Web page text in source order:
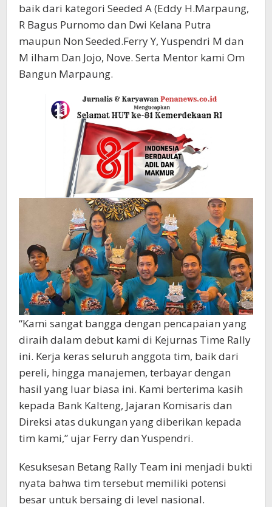
baik dari kategori Seeded A (Eddy H.Marpaung,
R Bagus Purnomo dan Dwi Kelana Putra
maupun Non Seeded.Ferry Y, Yuspendri M dan
M ilham Dan Jojo, Nove. Serta Mentor kami Om
Bangun Marpaung.
“Kami sangat bangga dengan pencapaian yang
diraih dalam debut kami di Kejurnas Time Rally
ini. Kerja keras seluruh anggota tim, baik dari
pereli, hingga manajemen, terbayar dengan
hasil yang luar biasa ini. Kami berterima kasih
kepada Bank Kalteng, Jajaran Komisaris dan
Direksi atas dukungan yang diberikan kepada
tim kami,” ujar Ferry dan Yuspendri.
Kesuksesan Betang Rally Team ini menjadi bukti
nyata bahwa tim tersebut memiliki potensi
besar untuk bersaing di level nasional.